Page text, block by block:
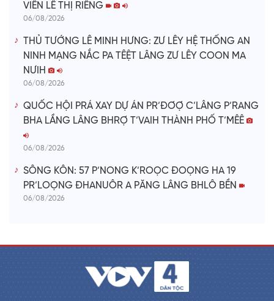
VIÊN LÊ THỊ RIÊNG
06/08/2026
THỦ TƯỚNG LÊ MINH HƯNG: ZƯ LÊY HỆ THỐNG AN
NINH MẠNG NẮC PA TÊỆT LÂNG ZƯ LÊY COON MA
NƯIH
06/08/2026
QUỐC HỘI PRÁ XAY DỰ ÁN PR’ĐƠỢ C’LÂNG P’RANG
BHA LẦNG LÂNG BHRỢ T’VAIH THÀNH PHỐ T’MÊÊ
06/08/2026
SÔNG KÔN: 57 P’NONG K’ROỌC ĐOỌNG HA 19
PR’LOỌNG ĐHANUÔR A PĂNG LÂNG BHLÔ BỀN
06/08/2026